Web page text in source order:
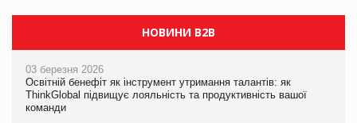
НОВИНИ B2B
03 березня 2026
Освітній бенефіт як інструмент утримання талантів: як
ThinkGlobal підвищує лояльність та продуктивність вашої
команди